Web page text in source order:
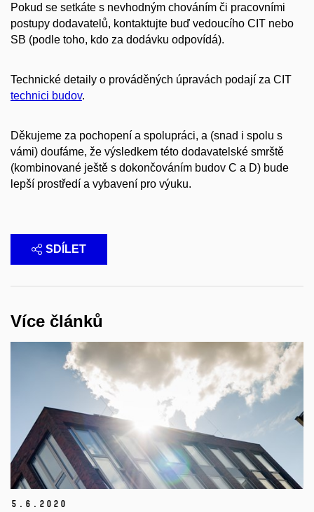
Pokud se setkáte s nevhodným chováním či pracovními
postupy dodavatelů, kontaktujte buď vedoucího CIT nebo
SB (podle toho, kdo za dodávku odpovídá).
Technické detaily o prováděných úpravách podají za CIT
technici budov.
Děkujeme za pochopení a spolupráci, a (snad i spolu s
vámi) doufáme, že výsledkem této dodavatelské smrště
(kombinované ještě s dokončováním budov C a D) bude
lepší prostředí a vybavení pro výuku.
SDÍLET
Více článků
5. 6. 2020